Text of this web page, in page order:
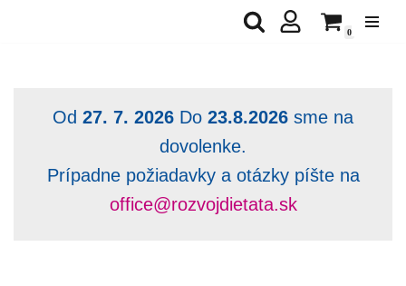
0
Od 27. 7. 2026 Do 23.8.2026 sme na
dovolenke.
Prípadne požiadavky a otázky píšte na
office@rozvojdietata.sk